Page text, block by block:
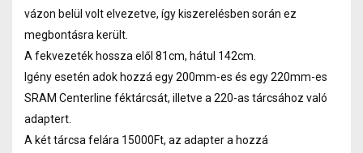
vázon belül volt elvezetve, így kiszerelésben során ez
megbontásra került.
A fekvezeték hossza elől 81cm, hátul 142cm.
Igény esetén adok hozzá egy 200mm-es és egy 220mm-es
SRAM Centerline féktárcsát, illetve a 220-as tárcsához való
adaptert.
A két tárcsa felára 15000Ft, az adapter a hozzá